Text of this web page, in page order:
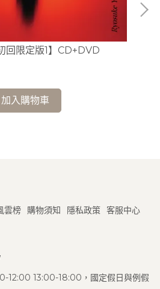
回限定版1】CD+DVD
加入購物車
雲榜 購物須知 隱私政策 客服中心
12:00 13:00-18:00，國定假日與例假